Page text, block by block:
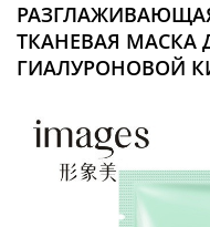
ТКАНЕВАЯ МАСКА
ГИАЛУРОНОВОЙ